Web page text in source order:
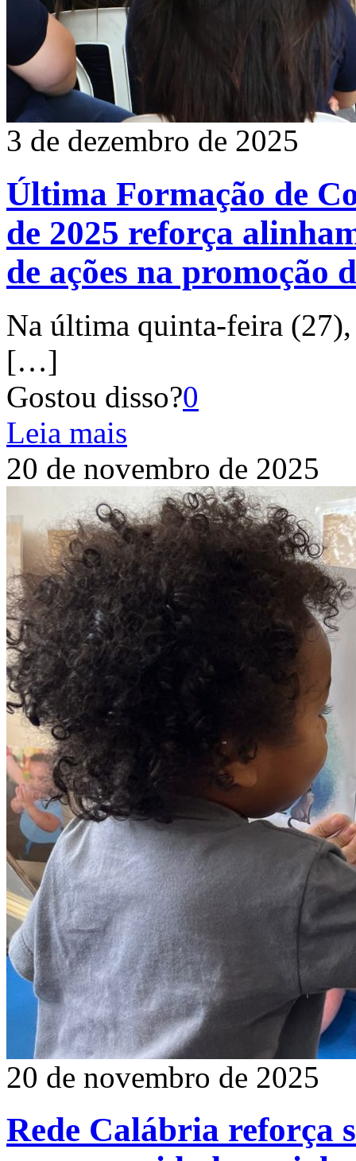
3 de dezembro de 2025
Última Formação de
de 2025 reforça
de ações na promoção
Na última quinta-feira
[…]
Gostou disso?0
Leia mais
20 de novembro de 2025
20 de novembro de 2025
Rede Calábria reforça